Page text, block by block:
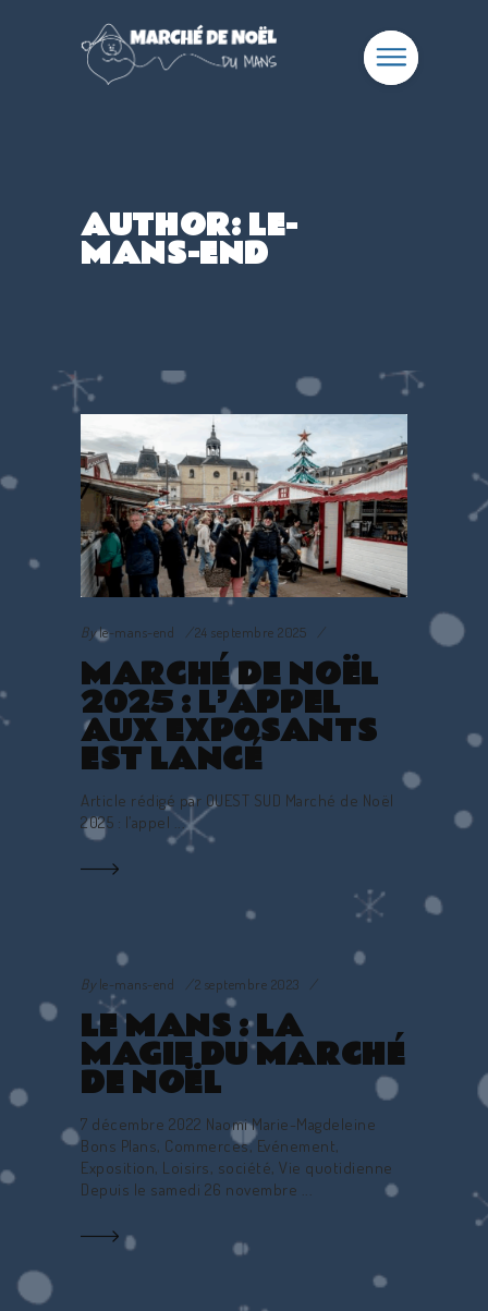
AUTHOR: LE-
MANS-END
Byle-mans-end 24 septembre 2025
MARCHÉ DE NOËL
2025 : L’APPEL
AUX EXPOSANTS
EST LANCÉ
Article rédigé par OUEST SUD Marché de Noël
2025 : l’appel
Byle-mans-end 2 septembre 2023
LE MANS : LA
MAGIE DU MARCHÉ
DE NOËL
7 décembre 2022 Naomi Marie-Magdeleine
Bons Plans, Commerces, Evénement,
Exposition, Loisirs, société, Vie quotidienne
Depuis le samedi 26 novembre